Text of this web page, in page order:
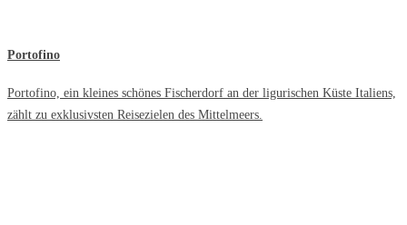
Portofino
Portofino, ein kleines schönes Fischerdorf an der ligurischen Küste Italiens,
zählt zu exklusivsten Reisezielen des Mittelmeers.